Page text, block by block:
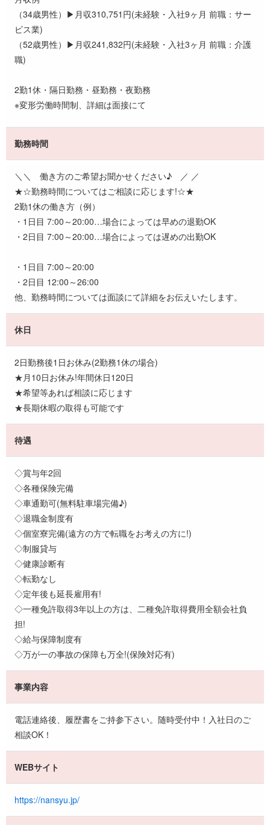
（34歳男性）▶月収310,751円(未経験・入社9ヶ月 前職：サー
ビス業)
（52歳男性）▶月収241,832円(未経験・入社3ヶ月 前職：介護
職)
2勤1休・隔日勤務・昼勤務・夜勤務
※変形労働時間制、詳細は面接にて
勤務時間
＼＼ 働き方のご希望お聞かせください♪ ／ ／
★☆勤務時間についてはご相談に応じます!☆★
2勤1休の働き方（例）
・1日目 7:00～20:00…場合によっては早めの退勤OK
・2日目 7:00～20:00…場合によっては遅めの出勤OK
・1日目 7:00～20:00
・2日目 12:00～26:00
他、勤務時間については面談にて詳細をお伝えいたします。
休日
2日勤務後1日お休み(2勤務1休の場合)
★月10日お休み!年間休日120日
★希望等あれば相談に応じます
★長期休暇の取得も可能です
待遇
◇賞与年2回
◇各種保険完備
◇車通勤可(無料駐車場完備♪)
◇退職金制度有
◇個室寮完備(遠方の方で転職をお考えの方に!)
◇制服貸与
◇健康診断有
◇転勤なし
◇定年後も延長雇用有!
◇一種免許取得3年以上の方は、二種免許取得費用全額会社負
担!
◇給与保障制度有
◇万が一の事故の保障も万全!(保険対応有)
事業内容
電話連絡後、履歴書をご持参下さい。随時受付中！入社日のご
相談OK！
WEBサイト
https://nansyu.jp/